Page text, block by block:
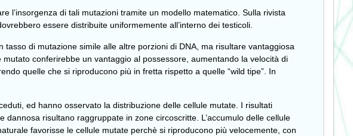
l’insorgenza di tali mutazioni tramite un modello matematico. Sulla rivista
essere distribuite uniformemente all’interno dei testicoli.
di mutazione simile alle altre porzioni di DNA, ma risultare vantaggiosa
conferirebbe un vantaggio al possessore, aumentando la velocità di
quelle che si riproducono più in fretta rispetto a quelle “wild tipe”. In
ed hanno osservato la distribuzione delle cellule mutate. I risultati
risultano raggruppate in zone circoscritte. L’accumulo delle cellule
favorisse le cellule mutate perchè si riproducono più velocemente, con